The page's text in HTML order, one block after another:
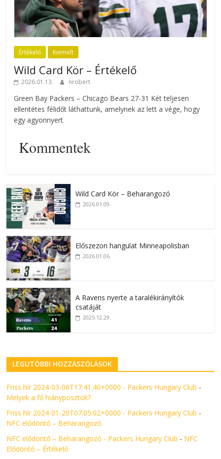
Értékelő Kiemelt
Wild Card Kör – Értékelő
2026.01.13. nrobert
Green Bay Packers – Chicago Bears 27-31 Két teljesen
ellentétes félidőt láthattunk, amelynek az lett a vége, hogy
egy agyonnyert
Kommentek
Wild Card Kör – Beharangozó
2026.01.09.
Előszezon hangulat Minneapolisban
2026.01.06.
A Ravens nyerte a taralékirányítók
csatáját
2025.12.29.
LEGUTÓBBI HOZZÁSZÓLÁSOK
Friss hír 2024-03-06T17:41:40+0000 - Packers Hungary Club -
Melyek a fő hiányposztok?
Friss hír 2024-01-20T07:05:02+0000 - Packers Hungary Club -
NFC elődöntő – Beharangozó
NFC elődöntő – Beharangozó - Packers Hungary Club - NFC
Elődöntő – Értékelő